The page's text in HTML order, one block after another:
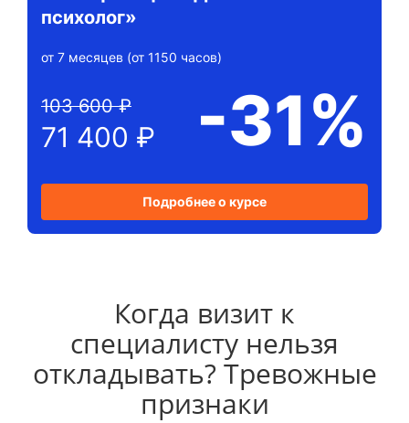
психолог»
от 7 месяцев (от 1150 часов)
71 400 ₽
103 600 ₽ -31%
Подробнее о курсе
Когда визит к
специалисту нельзя
откладывать? Тревожные
признаки